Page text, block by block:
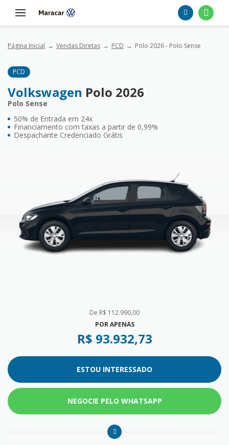
Página Inicial Vendas Diretas PCD Polo 2026 - Polo Sense
PCD
Volkswagen Polo 2026
Polo Sense
50% de Entrada em 24x
Financiamento com taxas a partir de 0,99%
Despachante Credenciado Grátis
de R$ 112.990,00
POR APENAS
R$ 93.932,73
ESTOU INTERESSADO
NEGOCIE PELO WHATSAPP